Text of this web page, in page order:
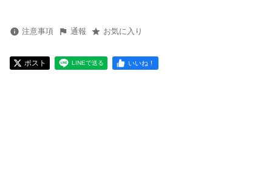
注意事項 通報 お気に入り
ポスト LINEで送る いいね！